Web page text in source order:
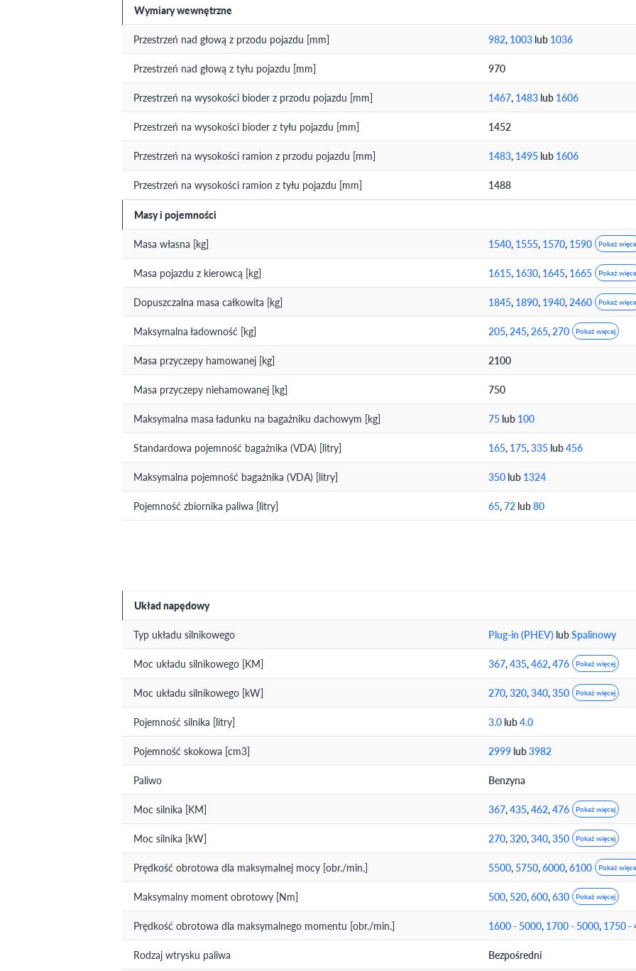
Wymiary wewnętrzne
Przestrzeń nad głową z przodu pojazdu [mm] 982, 1003 lub 1036
Przestrzeń nad głową z tyłu pojazdu [mm] 970
Przestrzeń na wysokości bioder z przodu pojazdu [mm] 1467, 1483 lub 1606
Przestrzeń na wysokości bioder z tyłu pojazdu [mm] 1452
Przestrzeń na wysokości ramion z przodu pojazdu [mm] 1483, 1495 lub 1606
Przestrzeń na wysokości ramion z tyłu pojazdu [mm] 1488
Masy i pojemności
Masa własna [kg] 1540, 1555, 1570, 1590 Pokaż
Masa pojazdu z kierowcą [kg] 1615, 1630, 1645, 1665 Pokaż
Dopuszczalna masa całkowita [kg] 1845, 1890, 1940,2460 Pokaż
Maksymalna ładowność [kg] 205,245,265,270 Pokaż więcej
Masa przyczepy hamowanej [kg] 2100
Masa przyczepy niehamowanej [kg] 750
Maksymalna masa ładunku na bagażniku dachowym [kg] 75 lub 100
Standardowa pojemność bagażnika (VDA) [litry] 165, 175,335 lub456
Maksymalna pojemność bagażnika (VDA) [litry] 350 lub 1324
Pojemność zbiornika paliwa [litry] 65,72 lub80
Układ napędowy
Typ układu silnikowego Plug-in (PHEV) lubSpalinowy
Moc układu silnikowego [KM] 367,435,462,476 Pokaż więcej
Moc układu silnikowego [kW] 270,320,340,350 Pokaż więcej
Pojemność silnika [litry] 3.0 lub4.0
Pojemność skokowa [cm3] 2999 lub3982
Paliwo Benzyna
Moc silnika [KM] 367,435,462,476 Pokaż więcej
Moc silnika [kW] 270,320,340,350 Pokaż więcej
Prędkość obrotowa dla maksymalnej mocy [obr./min.] 5500, 5750,6000,6100 Pokaż
Maksymalny moment obrotowy [Nm] 500, 520,600,630 Pokaż więcej
Prędkość obrotowa dla maksymalnego momentu [obr./min.] 1600 - 5000, 1700 - 5000, 1750 -
Rodzaj wtrysku paliwa Bezpośredni